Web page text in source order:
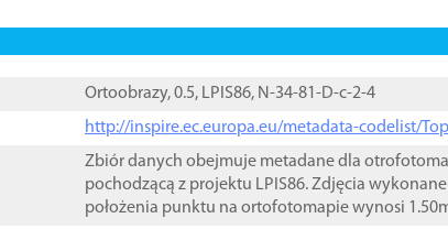
Ortoobrazy, 0.5, LPIS86, N-34-81-D-c-2-4
http://inspire.ec.europa.eu/metadata-codelist/
Zbiór danych obejmuje metadane dla
pochodzącą z projektu LPIS86. Zdjęcia
położenia punktu na ortofotomapie wynosi